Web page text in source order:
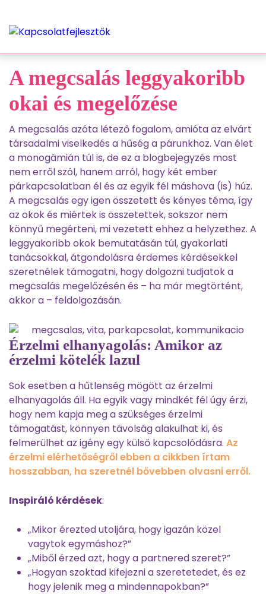
A megcsalás leggyakoribb
okai és megelőzése
A megcsalás azóta létező fogalom, amióta az elvárt
társadalmi viselkedés a hűség a párunkhoz. Van élet
a monogámián túl is, de ez a blogbejegyzés most
nem erről szól, hanem arról, hogy két ember
párkapcsolatban él és az egyik fél máshova (is) húz.
A megcsalás egy igen összetett és kényes téma, így
az okok és miértek is összetettek, sokszor nem
könnyű megérteni, mi vezetett ehhez a helyzethez. A
leggyakoribb okok bemutatásán túl, gyakorlati
tanácsokkal, átgondolásra érdemes kérdésekkel
szeretnélek támogatni, hogy dolgozni tudjatok a
megcsalás megelőzésén és – ha már megtörtént,
akkor a – feldolgozásán.
Érzelmi elhanyagolás: Amikor az
érzelmi kötelék lazul
Sok esetben a hűtlenség mögött az érzelmi
elhanyagolás áll. Ha egyik vagy mindkét fél úgy érzi,
hogy nem kapja meg a szükséges érzelmi
támogatást, könnyen távolság alakulhat ki, és
felmerülhet az igény egy külső kapcsolódásra. Az
érzelmi elérhetőségről ebben a cikkben írtam
hosszabban, ha szeretnél bővebben olvasni erről.
Inspiráló kérdések:
„Mikor érezted utoljára, hogy igazán közel
vagytok egymáshoz?”
„Miből érzed azt, hogy a partnered szeret?”
„Hogyan szoktad kifejezni a szeretetedet, és ez
hogy jelenik meg a mindennapokban?”